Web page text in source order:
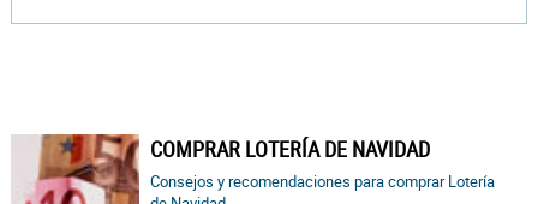
COMPRAR LOTERÍA DE NAVIDAD
Consejos y recomendaciones para comprar Lotería